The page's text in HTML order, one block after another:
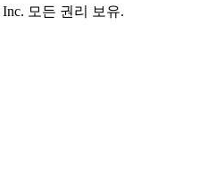
모든 권리 보유.